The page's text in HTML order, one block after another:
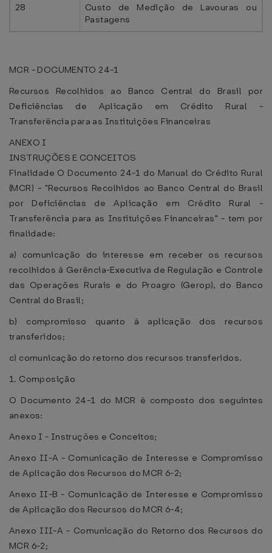
28
Custo de Medição de Lavouras ou
Pastagens
MCR - DOCUMENTO 24-1
Recursos Recolhidos ao Banco Central do Brasil por
Deficiências de Aplicação em Crédito Rural -
Transferência para as Instituições Financeiras
ANEXO I
INSTRUÇÕES E CONCEITOS
Finalidade O Documento 24-1 do Manual do Crédito Rural
(MCR) - "Recursos Recolhidos ao Banco Central do Brasil
por Deficiências de Aplicação em Crédito Rural -
Transferência para as Instituições Financeiras" - tem por
finalidade:
a) comunicação do interesse em receber os recursos
recolhidos à Gerência-Executiva de Regulação e Controle
das Operações Rurais e do Proagro (Gerop), do Banco
Central do Brasil;
b) compromisso quanto à aplicação dos recursos
transferidos;
c) comunicação do retorno dos recursos transferidos.
1. Composição
O Documento 24-1 do MCR é composto dos seguintes
anexos:
Anexo I - Instruções e Conceitos;
Anexo II-A - Comunicação de Interesse e Compromisso
de Aplicação dos Recursos do MCR 6-2;
Anexo II-B - Comunicação de Interesse e Compromisso
de Aplicação dos Recursos do MCR 6-4;
Anexo III-A - Comunicação do Retorno dos Recursos do
MCR 6-2;